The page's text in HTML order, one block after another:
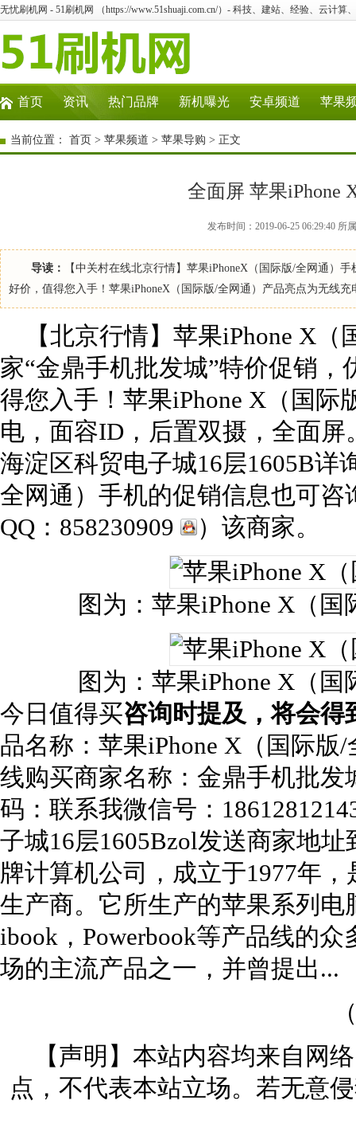
无忧刷机网 - 51刷机网 （https://www.51shuaji.com.cn/）- 科技、建站、经验、云计算
首页 资讯 热门品牌 新机曝光 安卓频道 苹果
当前位置： 首页 > 苹果频道 > 苹果导购 > 正文
全面屏 苹果iPhone
发布时间：2019-06-25 06:29:40
导读：
【中关村在线北京行情】苹果iPhoneX（国际版/全网通）
好价，值得您入手！苹果iPhoneX（国际版/全网通）产品亮点为无线
【北京行情】苹果iPhone X（
家“金鼎手机批发城”特价促销
得您入手！苹果iPhone X（国际
电，面容ID，后置双摄，全面
海淀区科贸电子城16层1605B详
全网通）手机的促销信息也可咨
QQ：858230909
）该商家。
图为：苹果iPhone X（
图为：苹果iPhone X（
今日值得买咨询时提及，将会
品名称： 苹果iPhone X（国际版/
线购买商家名称： 金鼎手机批发
码： 联系我微信号：
子城16层1605Bzol发送商家地址
牌计算机公司，成立于1977年
生产商。它所生产的苹果系列电
ibook，Powerbook等产品线的
场的主流产品之一，并曾提出...
【声明】本站内容均来自网
点，不代表本站立场。若无意